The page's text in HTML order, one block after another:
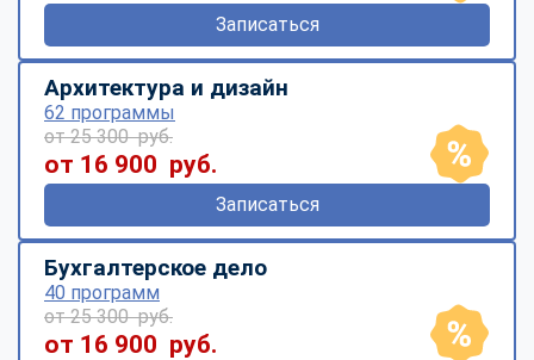
Записаться
Архитектура и дизайн
62 программы
от 25 300 руб.
от 16 900 руб.
Записаться
Бухгалтерское дело
40 программ
от 25 300 руб.
от 16 900 руб.